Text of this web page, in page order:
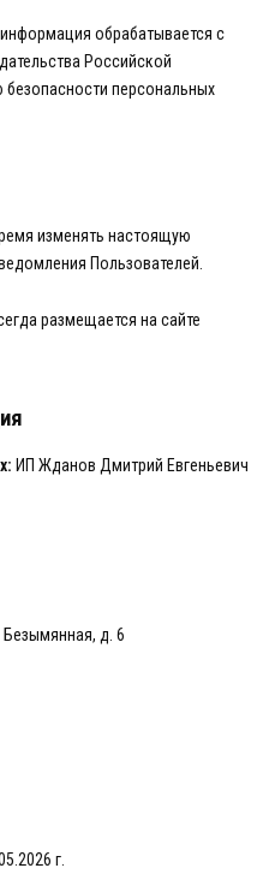
обрабатывается с
Российской
персональных
изменять настоящую
Пользователей.
размещается на сайте
ИП Жданов Дмитрий Евгеньевич
д. 6
г.